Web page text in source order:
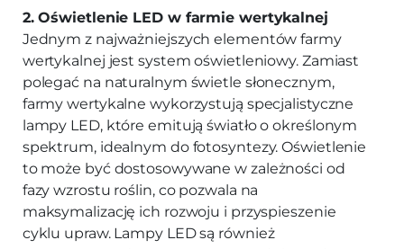
2. Oświetlenie LED w farmie wertykalnej
Jednym z najważniejszych elementów farmy
wertykalnej jest system oświetleniowy. Zamiast
polegać na naturalnym świetle słonecznym,
farmy wertykalne wykorzystują specjalistyczne
lampy LED, które emitują światło o określonym
spektrum, idealnym do fotosyntezy. Oświetlenie
to może być dostosowywane w zależności od
fazy wzrostu roślin, co pozwala na
maksymalizację ich rozwoju i przyspieszenie
cyklu upraw. Lampy LED są również